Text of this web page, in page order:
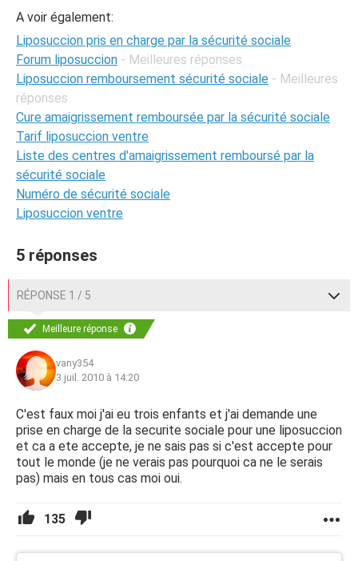
A voir également:
Liposuccion pris en charge par la sécurité sociale
Forum liposuccion - Meilleures réponses
Liposuccion remboursement sécurité sociale - Meilleures
réponses
Cure amaigrissement remboursée par la sécurité sociale
Tarif liposuccion ventre
Liste des centres d'amaigrissement remboursé par la
sécurité sociale
Numéro de sécurité sociale
Liposuccion ventre
5 réponses
RÉPONSE 1 / 5
Meilleure réponse
vany354
3 juil. 2010 à 14:20
C'est faux moi j'ai eu trois enfants et j'ai demande une
prise en charge de la securite sociale pour une liposuccion
et ca a ete accepte, je ne sais pas si c'est accepte pour
tout le monde (je ne verais pas pourquoi ca ne le serais
pas) mais en tous cas moi oui.
135